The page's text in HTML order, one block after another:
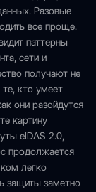
Разовые
все проще.
паттерны
сети и
получают не
кто умеет
они разойдутся
картину
eIDAS 2.0,
продолжается
легко
защиты заметно